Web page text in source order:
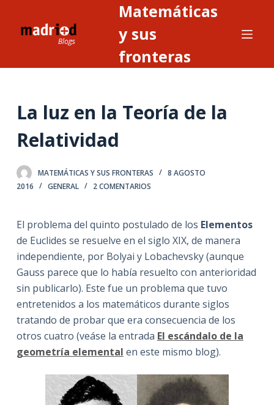
n
n
d
o
Matemáticas
y sus
fronteras
La luz en la Teoría de la
Relatividad
MATEMÁTICAS Y SUS FRONTERAS
8 AGOSTO
2016
GENERAL 2 COMENTARIOS
El problema del quinto postulado de los Elementos
de Euclides se resuelve en el siglo XIX, de manera
independiente, por Bolyai y Lobachevsky (aunque
Gauss parece que lo había resuelto con anterioridad
sin publicarlo). Este fue un problema que tuvo
entretenidos a los matemáticos durante siglos
tratando de probar que era consecuencia de los
otros cuatro (veáse la entrada El escándalo de la
geometría elemental en este mismo blog).